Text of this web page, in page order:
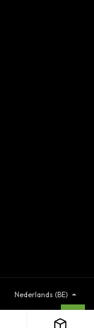
Nederlands (BE)